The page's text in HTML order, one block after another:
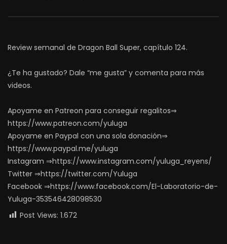
Review semanal de Dragon Ball Super, capítulo 124.
¿Te ha gustado? Dale “me gusta” y comenta para más
videos.
Apoyame en Patreon para conseguir regalitos⇒
https://www.patreon.com/yuluga
Apoyame en Paypal con una sola donación⇒
https://www.paypal.me/yuluga
Instagram ⇒https://www.instagram.com/yuluga_reyens/
Twitter ⇒https://twitter.com/Yuluga
Facebook ⇒https://www.facebook.com/El-Laboratorio-de-
Yuluga-353546428098530
Post Views: 1.672